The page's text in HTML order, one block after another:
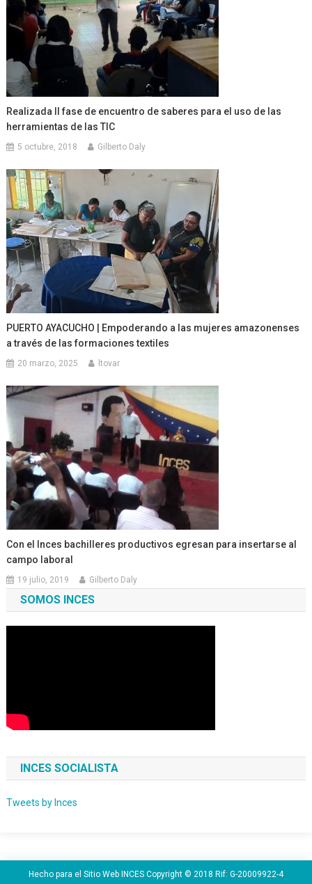
Realizada II fase de encuentro de saberes para el uso de las
herramientas de las TIC
5 octubre, 2018 Gilberto Daly
PUERTO AYACUCHO | Empoderando a las mujeres amazonenses
a través de las formaciones textiles
20 marzo, 2025 ltovar
Con el Inces bachilleres productivos egresan para insertarse al
campo laboral
19 julio, 2019 Gilberto Daly
SOMOS INCES
INCES SOCIALISTA
Tweets by Inces
Hecho para el Sitio Web INCES Copyright © 2018 Rif: G-20009922-4